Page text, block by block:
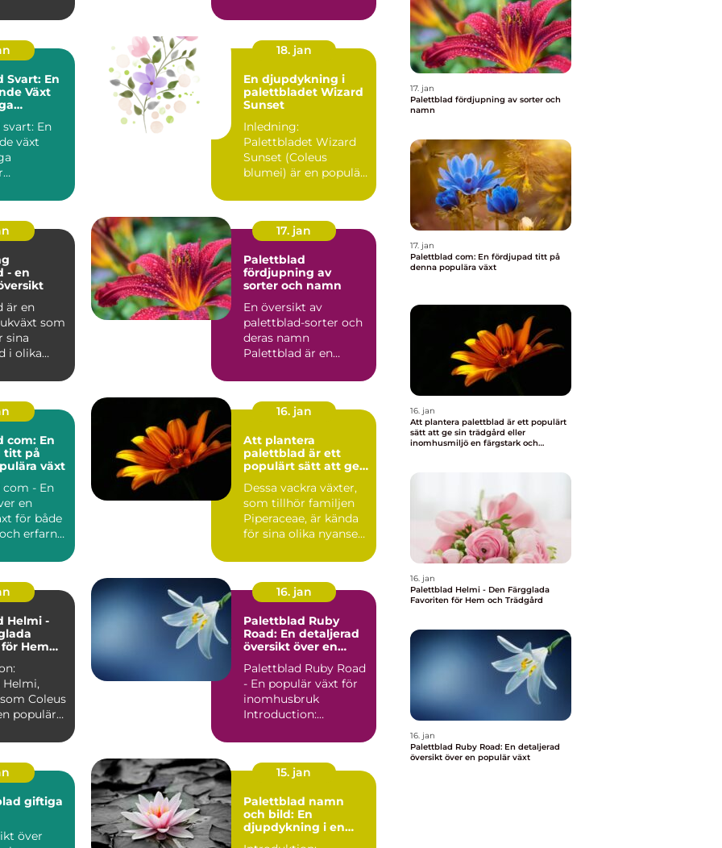
växt som h...
Svart: En
Växt
En
växt
18. jan
En djupdykning i
palettbladet Wizard
Sunset
Inledning:
Palettbladet Wizard
Sunset (Coleus
blumei) är en populär
som används f...
- en
är en
som
sina
i olika
17. jan
Palettblad
fördjupning av
sorter och namn
En översikt av
palettblad-sorter och
deras namn
Palettblad är en
karakteristi...
com: En
titt på
växt
- En
en
för både
erfarna
16. jan
Att plantera
palettblad är ett
populärt sätt att ge
inomhusmiljö en
färgstark och
levande touch
Dessa vackra växter,
som tillhör familjen
Piperaceae, är kända
för sina olika nyanser
Helmi -
Hem
Coleus
populär
16. jan
Palettblad Ruby
Road: En detaljerad
översikt över en
Palettblad Ruby Road
- En populär växt för
inomhusbruk
Introduction:
är en vac...
giftiga
15. jan
Palettblad namn
och bild: En
djupdykning i en
17. jan
Palettblad fördjupning av sorter och
namn
17. jan
Palettblad com: En fördjupad titt på
denna populära växt
16. jan
Att plantera palettblad är ett populärt
sätt att ge sin trädgård eller
inomhusmiljö en färgstark och
16. jan
Palettblad Helmi - Den Färgglada
Favoriten för Hem och Trädgård
16. jan
Palettblad Ruby Road: En detaljerad
översikt över en populär växt